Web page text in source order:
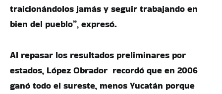
traicionándolos jamás y seguir trabajando en
bien del pueblo”, expresó.
Al repasar los resultados preliminares por
estados, López Obrador recordó que en 2006
ganó todo el sureste, menos Yucatán porque